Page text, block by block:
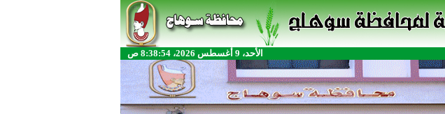
الأحد، 9 أغسطس 2026، 8:38:54 ص